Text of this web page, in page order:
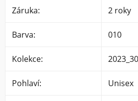
Záruka: 2 roky
Barva: 010
Kolekce:
Pohlaví: Unisex